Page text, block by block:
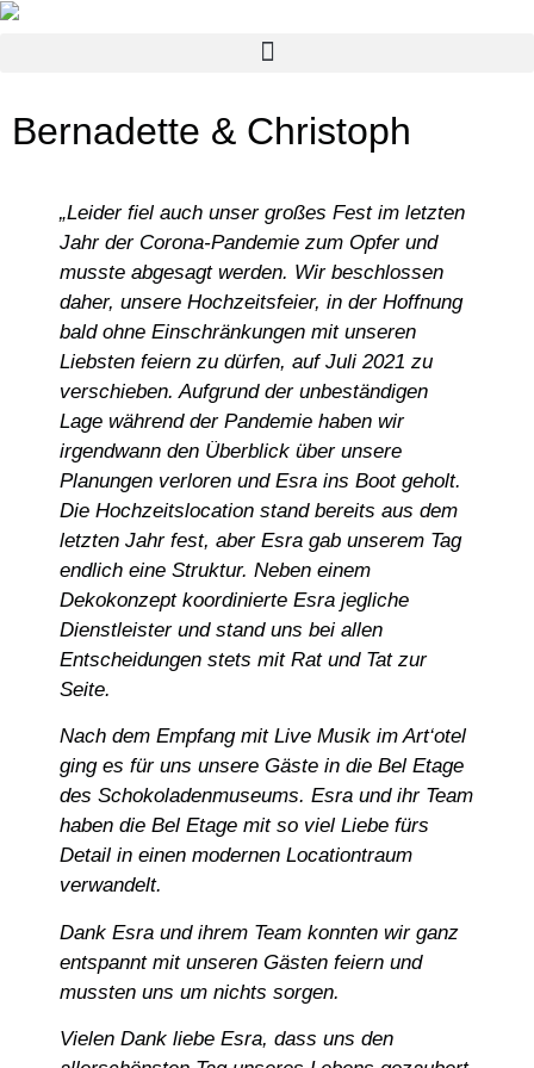
Bernadette & Christoph
„Leider fiel auch unser großes Fest im letzten
Jahr der Corona-Pandemie zum Opfer und
musste abgesagt werden. Wir beschlossen
daher, unsere Hochzeitsfeier, in der Hoffnung
bald ohne Einschränkungen mit unseren
Liebsten feiern zu dürfen, auf Juli 2021 zu
verschieben. Aufgrund der unbeständigen
Lage während der Pandemie haben wir
irgendwann den Überblick über unsere
Planungen verloren und Esra ins Boot geholt.
Die Hochzeitslocation stand bereits aus dem
letzten Jahr fest, aber Esra gab unserem Tag
endlich eine Struktur. Neben einem
Dekokonzept koordinierte Esra jegliche
Dienstleister und stand uns bei allen
Entscheidungen stets mit Rat und Tat zur
Seite.
Nach dem Empfang mit Live Musik im Art‘otel
ging es für uns unsere Gäste in die Bel Etage
des Schokoladenmuseums. Esra und ihr Team
haben die Bel Etage mit so viel Liebe fürs
Detail in einen modernen Locationtraum
verwandelt.
Dank Esra und ihrem Team konnten wir ganz
entspannt mit unseren Gästen feiern und
mussten uns um nichts sorgen.
Vielen Dank liebe Esra, dass uns den